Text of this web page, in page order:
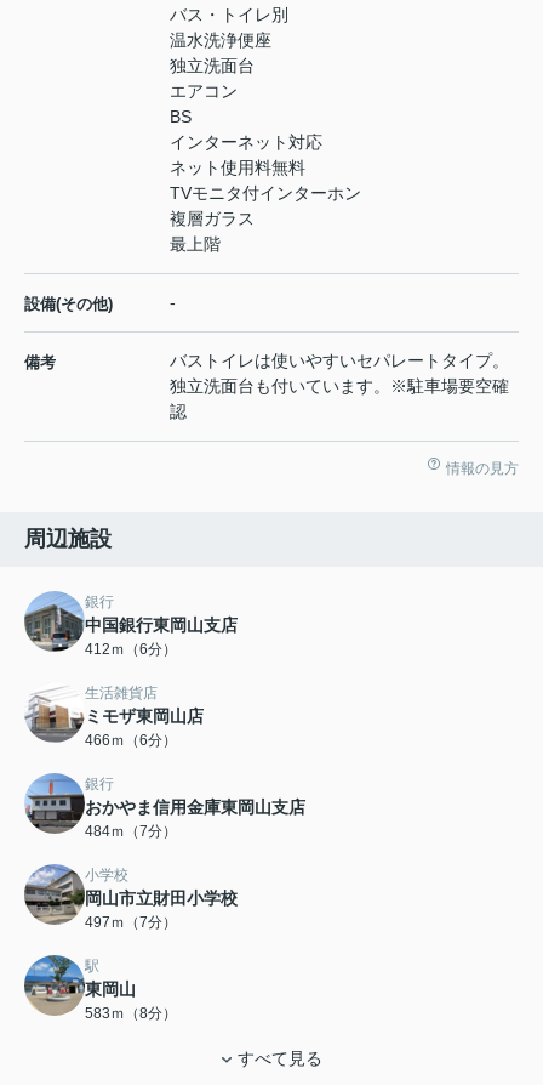
バス・トイレ別
温水洗浄便座
独立洗面台
エアコン
BS
インターネット対応
ネット使用料無料
TVモニタ付インターホン
複層ガラス
最上階
設備(その他) -
備考
バストイレは使いやすいセパレートタイプ。
独立洗面台も付いています。※駐車場要空確
認
情報の見方
周辺施設
銀行
中国銀行東岡山支店
412ｍ（6分）
生活雑貨店
ミモザ東岡山店
466ｍ（6分）
銀行
おかやま信用金庫東岡山支店
484ｍ（7分）
小学校
岡山市立財田小学校
497ｍ（7分）
駅
東岡山
583ｍ（8分）
すべて見る